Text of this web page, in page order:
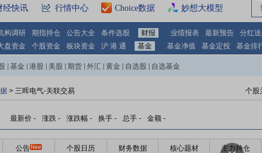
经快讯 行情中心 Choice数据 妙想大模型
构调研 期指持仓 公告大全 条件选股 财报 业绩报表 最新预告 分红
盘资金 个股资金 板块资金 沪 港 通 基金 基金净值 基金定投 基金排
基金 港股 美股 期货 外汇 黄金 自选股 自选基金
> 三晖电气-关联交易 个股
最新价 - 涨跌 - 涨跌幅 - 换手 - 总手 - 金额 -
公告 个股日历 财务数据 核心题材 主力持仓